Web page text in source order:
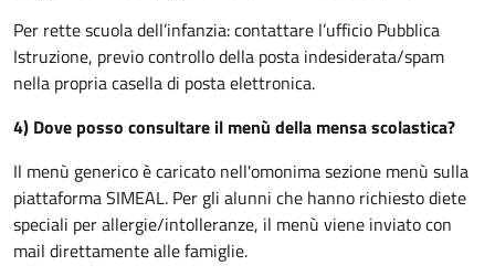
Per rette scuola dell’infanzia: contattare l’ufficio Pubblica
Istruzione, previo controllo della posta indesiderata/spam
nella propria casella di posta elettronica.
4) Dove posso consultare il menù della mensa scolastica?
Il menù generico è caricato nell'omonima sezione menù sulla
piattaforma SIMEAL. Per gli alunni che hanno richiesto diete
speciali per allergie/intolleranze, il menù viene inviato con
mail direttamente alle famiglie.